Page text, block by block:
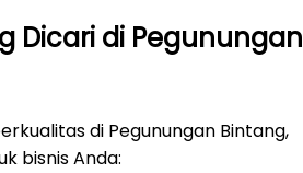
Dicari di Pegunungan
di Pegunungan Bintang,
bisnis Anda: